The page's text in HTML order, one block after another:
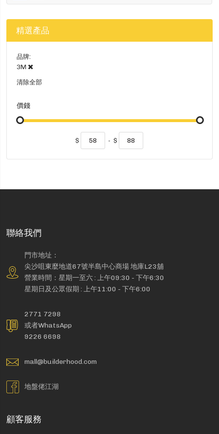
精選產品
品牌
3M
清除全部
價錢
$ - $
聯絡我們
門市地址：
尖沙咀東麼地道67號半島中心商場 地庫L23舖
營業時間：星期一至六 : 上午09:30 - 下午6:30
星期日及公眾假期 : 上午11:00 - 下午6:00
2771 7298
或者WhatsApp
9226 6698
mall@builderhood.com
地盤佬江湖
顧客服務